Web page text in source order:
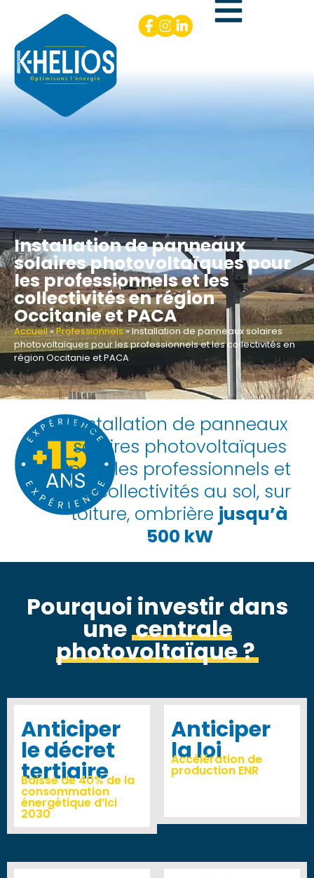
Installation de panneaux
solaires photovoltaïques pour
les professionnels et les
collectivités en région
Occitanie et PACA
Accueil»Professionnels»Installation de panneaux solaires
photovoltaïques pour les professionnels et les collectivités en
région Occitanie et PACA
Installation de panneaux
solaires photovoltaïques
pour les professionnels et
les collectivités au sol, sur
toiture, ombrière jusqu’à
500 kW
Pourquoi investir dans
une centrale
photovoltaïque ?
Anticiper
le décret
tertiaire
Baisse de 40% de la
consommation
énergétique d’ici
2030
Anticiper
la loi
Accélération de
production ENR